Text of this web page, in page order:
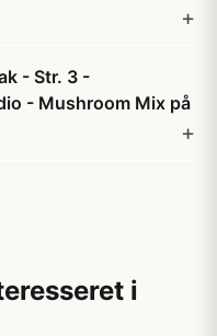
- Str. 3 -
- Mushroom Mix på
i